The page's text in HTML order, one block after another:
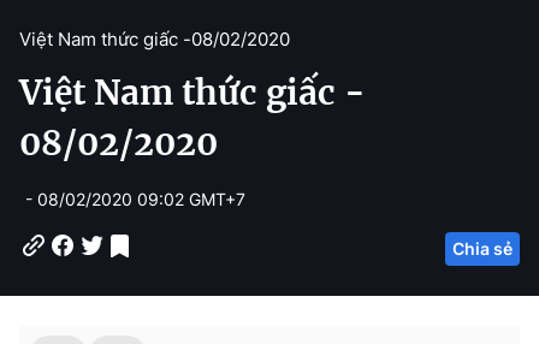
Việt Nam thức giấc -08/02/2020
Việt Nam thức giấc -
08/02/2020
- 08/02/2020 09:02 GMT+7
Chia sẻ